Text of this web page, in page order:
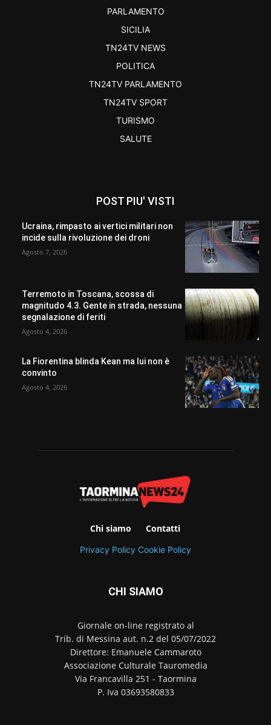
PARLAMENTO
SICILIA
TN24TV NEWS
POLITICA
TN24TV PARLAMENTO
TN24TV SPORT
TURISMO
SALUTE
POST PIU' VISTI
Ucraina, rimpasto ai vertici militari non
incide sulla rivoluzione dei droni
Agosto 7, 2026
Terremoto in Toscana, scossa di
magnitudo 4.3. Gente in strada, nessuna
segnalazione di feriti
Agosto 4, 2026
La Fiorentina blinda Kean ma lui non è
convinto
Agosto 4, 2026
Chi siamo Contatti
Privacy Policy Cookie Policy
CHI SIAMO
Giornale on-line registrato al
Trib. di Messina aut. n.2 del 05/07/2022
Direttore: Emanuele Cammaroto
Associazione Culturale Tauromedia
Via Francavilla 251 - Taormina
P. Iva 03693580833